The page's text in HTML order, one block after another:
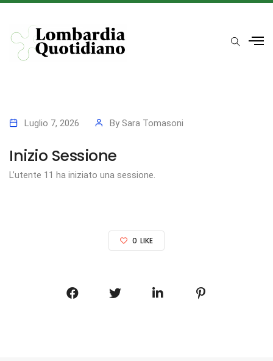
Luglio 7, 2026 By Sara Tomasoni
Inizio Sessione
L’utente 11 ha iniziato una sessione.
0 LIKE